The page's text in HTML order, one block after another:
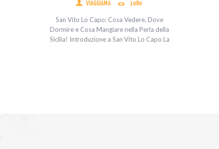
VIAGGIAMA 1080
San Vito Lo Capo: Cosa Vedere, Dove
Dormire e Cosa Mangiare nella Perla della
Sicilia! Introduzione a San Vito Lo Capo La